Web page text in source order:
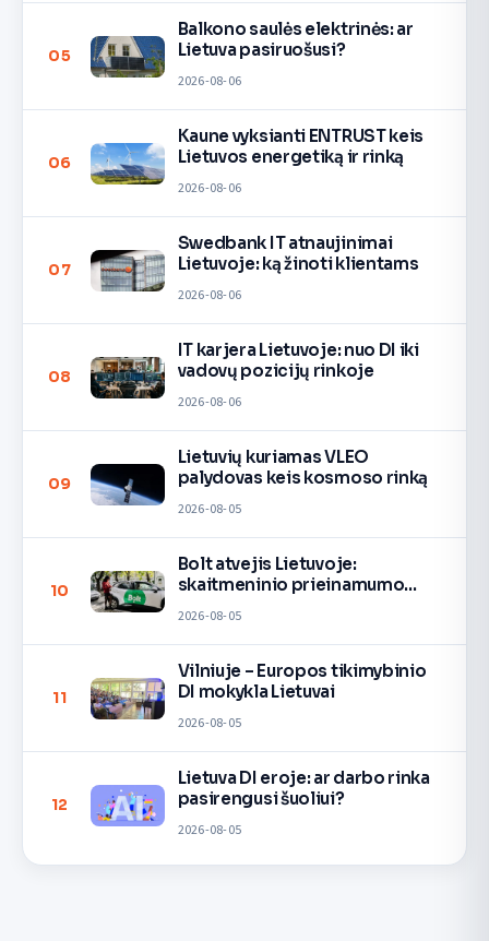
05
Balkono saulės elektrinės: ar
Lietuva pasiruošusi?
2026-08-06
06
Kaune vyksianti ENTRUST keis
Lietuvos energetiką ir rinką
2026-08-06
07
Swedbank IT atnaujinimai
Lietuvoje: ką žinoti klientams
2026-08-06
08
IT karjera Lietuvoje: nuo DI iki
vadovų pozicijų rinkoje
2026-08-06
09
Lietuvių kuriamas VLEO
palydovas keis kosmoso rinką
2026-08-05
10
Bolt atvejis Lietuvoje:
skaitmeninio prieinamumo
2026-08-05
11
Vilniuje – Europos tikimybinio
DI mokykla Lietuvai
2026-08-05
12
Lietuva DI eroje: ar darbo rinka
pasirengusi šuoliui?
2026-08-05